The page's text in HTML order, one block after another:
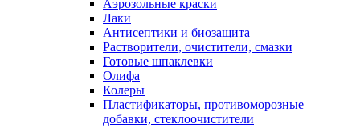
Аэрозольные краски
Лаки
Антисептики и биозащита
Растворители, очистители, смазки
Готовые шпаклевки
Олифа
Колеры
Пластификаторы, противоморозные
добавки, стеклоочистители